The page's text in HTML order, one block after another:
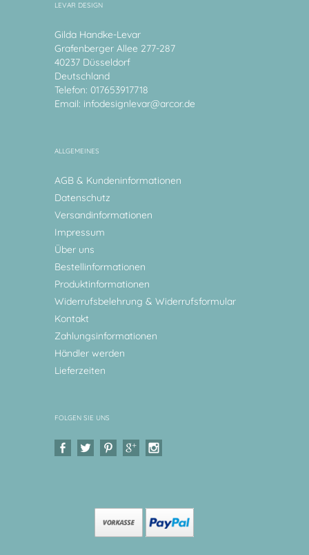
LEVAR DESIGN
Gilda Handke-Levar
Grafenberger Allee 277-287
40237 Düsseldorf
Deutschland
Telefon: 017653917718
Email: infodesignlevar@arcor.de
ALLGEMEINES
AGB & Kundeninformationen
Datenschutz
Versandinformationen
Impressum
Über uns
Bestellinformationen
Produktinformationen
Widerrufsbelehrung & Widerrufsformular
Kontakt
Zahlungsinformationen
Händler werden
Lieferzeiten
FOLGEN SIE UNS